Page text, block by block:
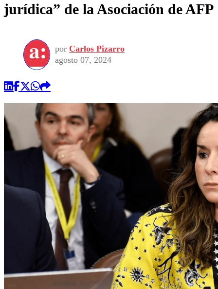
jurídica” de la Asociación de AFP
por Carlos Pizarro
agosto 07, 2024